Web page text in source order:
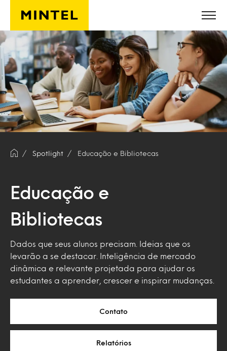
Skip to main content
Spotlight Educação e Bibliotecas
Educação e
Bibliotecas
Dados que seus alunos precisam. Ideias que os
levarão a se destacar. Inteligência de mercado
dinâmica e relevante projetada para ajudar os
estudantes a aprender, crescer e inspirar mudanças.
Contato
Relatórios